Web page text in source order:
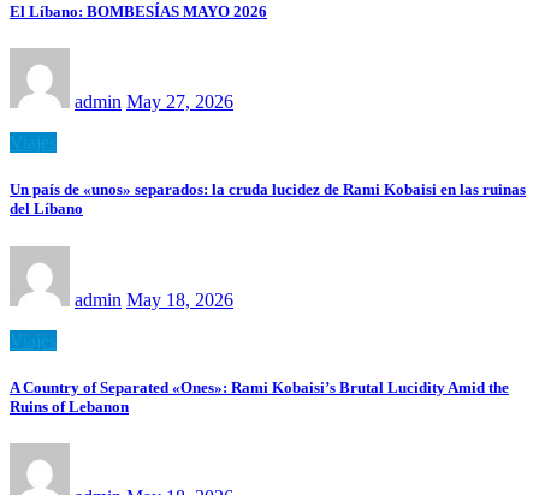
El Líbano: BOMBESÍAS MAYO 2026
admin May 27, 2026
Un país de «unos» separados: la cruda lucidez de Rami Kobaisi en las ruinas
del Líbano
admin May 18, 2026
A Country of Separated «Ones»: Rami Kobaisi’s Brutal Lucidity Amid the
Ruins of Lebanon